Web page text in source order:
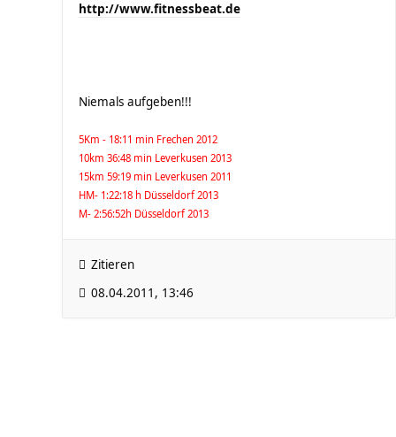
http://www.fitnessbeat.de
Niemals aufgeben!!!
5Km - 18:11 min Frechen 2012
10km 36:48 min Leverkusen 2013
15km 59:19 min Leverkusen 2011
HM- 1:22:18 h Düsseldorf 2013
M- 2:56:52h Düsseldorf 2013
Zitieren
08.04.2011, 13:46